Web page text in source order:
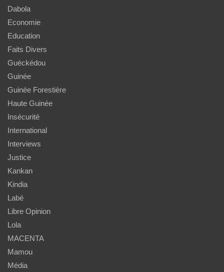
Dabola
Economie
Education
Faits Divers
Guéckédou
Guinée
Guinée Forestière
Haute Guinée
Insécurité
International
Interviews
Justice
Kankan
Kindia
Labé
Libre Opinion
Lola
MACENTA
Mamou
Média